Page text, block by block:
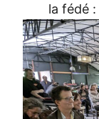
la fédé :